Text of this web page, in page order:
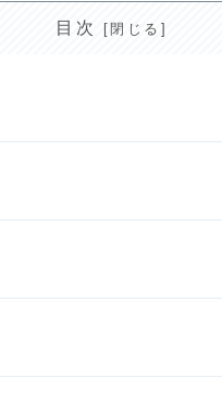
目次